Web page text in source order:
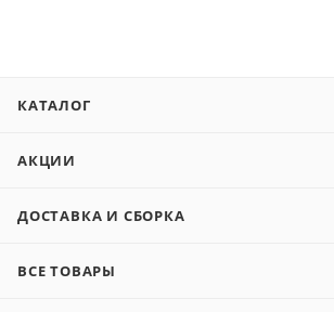
КАТАЛОГ
АКЦИИ
ДОСТАВКА И СБОРКА
ВСЕ ТОВАРЫ